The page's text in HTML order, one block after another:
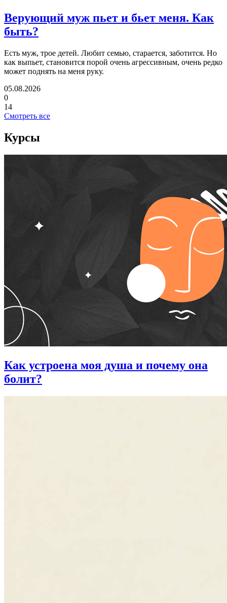
Верующий муж пьет и бьет меня. Как
быть?
Есть муж, трое детей. Любит семью, старается, заботится. Но
как выпьет, становится порой очень агрессивным, очень редко
может поднять на меня руку.
05.08.2026
0
14
Смотреть все
Курсы
Как устроена моя душа и почему она
болит?